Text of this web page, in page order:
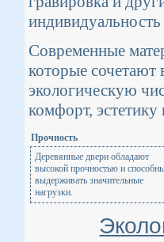
Современные
которые сочетают
экологическую
комфорт,
Прочность
Деревянные двери обладают
высокой прочностью и
выдерживать значительные
нагрузки.